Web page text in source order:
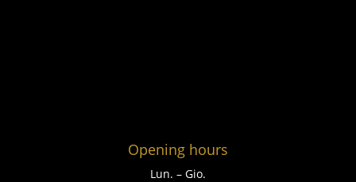
Opening hours
Lun. – Gio.